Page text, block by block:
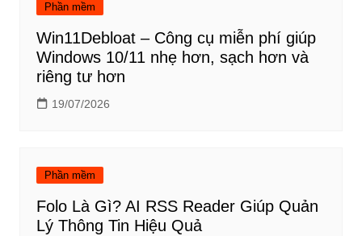
Phần mềm
Win11Debloat – Công cụ miễn phí giúp
Windows 10/11 nhẹ hơn, sạch hơn và
riêng tư hơn
19/07/2026
Phần mềm
Folo Là Gì? AI RSS Reader Giúp Quản
Lý Thông Tin Hiệu Quả